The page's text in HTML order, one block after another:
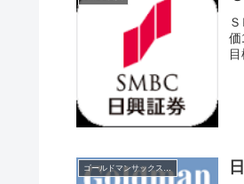
ゴールドマンサックス証券